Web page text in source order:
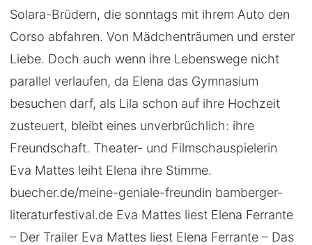
Solara-Brüdern, die sonntags mit ihrem Auto den
Corso abfahren. Von Mädchenträumen und erster
Liebe. Doch auch wenn ihre Lebenswege nicht
parallel verlaufen, da Elena das Gymnasium
besuchen darf, als Lila schon auf ihre Hochzeit
zusteuert, bleibt eines unverbrüchlich: ihre
Freundschaft. Theater- und Filmschauspielerin
Eva Mattes leiht Elena ihre Stimme.
buecher.de/meine-geniale-freundin bamberger-
literaturfestival.de Eva Mattes liest Elena Ferrante
– Der Trailer Eva Mattes liest Elena Ferrante – Das